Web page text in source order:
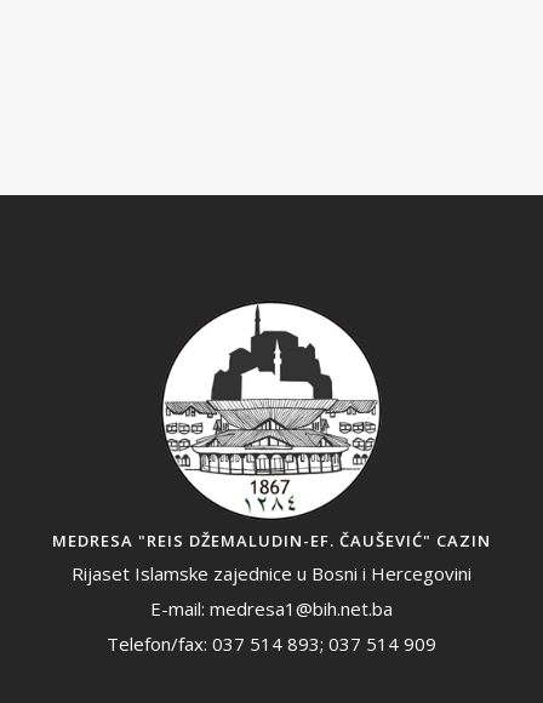
MEDRESA "REIS DŽEMALUDIN-EF. ČAUŠEVIĆ" CAZIN
Rijaset Islamske zajednice u Bosni i Hercegovini
E-mail: medresa1@bih.net.ba
Telefon/fax: 037 514 893; 037 514 909